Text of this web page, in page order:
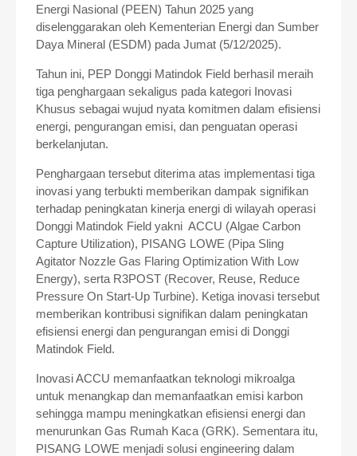
Energi Nasional (PEEN) Tahun 2025 yang
diselenggarakan oleh Kementerian Energi dan Sumber
Daya Mineral (ESDM) pada Jumat (5/12/2025).
Tahun ini, PEP Donggi Matindok Field berhasil meraih
tiga penghargaan sekaligus pada kategori Inovasi
Khusus sebagai wujud nyata komitmen dalam efisiensi
energi, pengurangan emisi, dan penguatan operasi
berkelanjutan.
Penghargaan tersebut diterima atas implementasi tiga
inovasi yang terbukti memberikan dampak signifikan
terhadap peningkatan kinerja energi di wilayah operasi
Donggi Matindok Field yakni ACCU (Algae Carbon
Capture Utilization), PISANG LOWE (Pipa Sling
Agitator Nozzle Gas Flaring Optimization With Low
Energy), serta R3POST (Recover, Reuse, Reduce
Pressure On Start-Up Turbine). Ketiga inovasi tersebut
memberikan kontribusi signifikan dalam peningkatan
efisiensi energi dan pengurangan emisi di Donggi
Matindok Field.
Inovasi ACCU memanfaatkan teknologi mikroalga
untuk menangkap dan memanfaatkan emisi karbon
sehingga mampu meningkatkan efisiensi energi dan
menurunkan Gas Rumah Kaca (GRK). Sementara itu,
PISANG LOWE menjadi solusi engineering dalam